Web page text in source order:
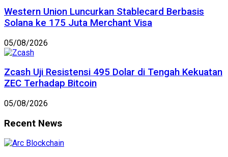
Western Union Luncurkan Stablecard Berbasis
Solana ke 175 Juta Merchant Visa
05/08/2026
Zcash Uji Resistensi 495 Dolar di Tengah Kekuatan
ZEC Terhadap Bitcoin
05/08/2026
Recent News